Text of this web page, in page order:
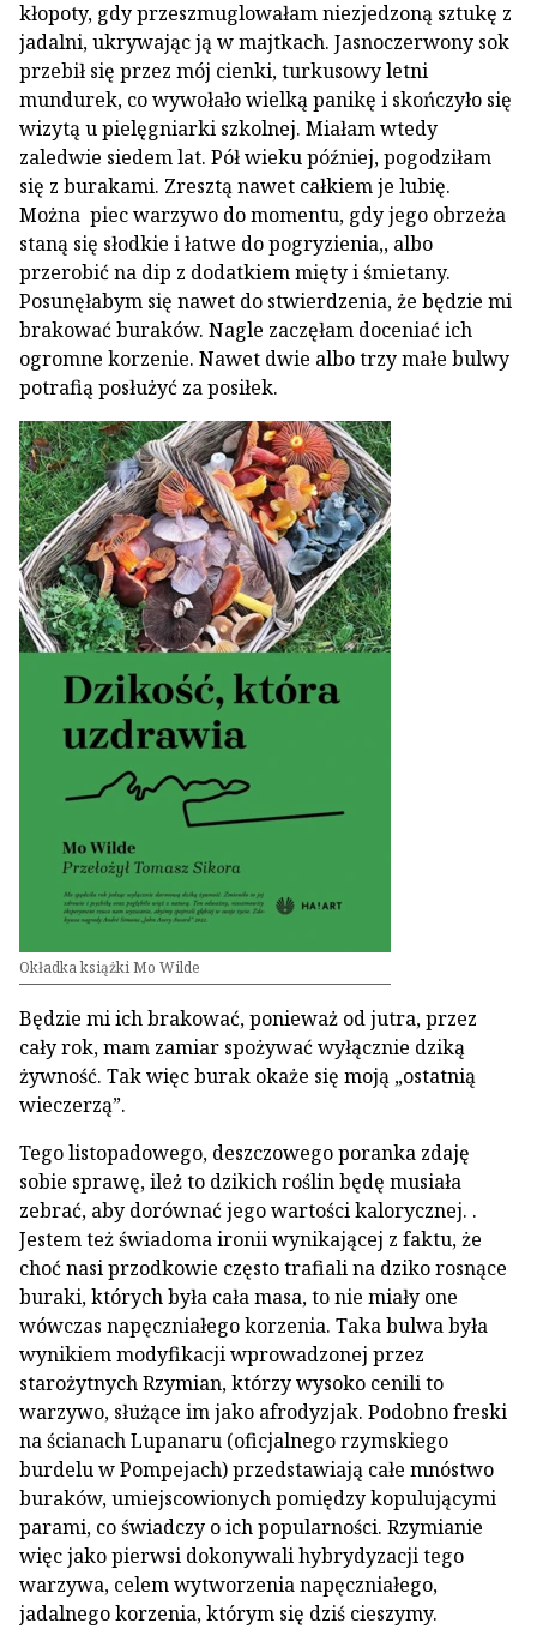
kłopoty, gdy przeszmuglowałam niezjedzoną sztukę z
jadalni, ukrywając ją w majtkach. Jasnoczerwony sok
przebił się przez mój cienki, turkusowy letni
mundurek, co wywołało wielką panikę i skończyło się
wizytą u pielęgniarki szkolnej. Miałam wtedy
zaledwie siedem lat. Pół wieku później, pogodziłam
się z burakami. Zresztą nawet całkiem je lubię.
Można piec warzywo do momentu, gdy jego obrzeża
staną się słodkie i łatwe do pogryzienia,, albo
przerobić na dip z dodatkiem mięty i śmietany.
Posunęłabym się nawet do stwierdzenia, że będzie mi
brakować buraków. Nagle zaczęłam doceniać ich
ogromne korzenie. Nawet dwie albo trzy małe bulwy
potrafią posłużyć za posiłek.
Okładka książki Mo Wilde
Będzie mi ich brakować, ponieważ od jutra, przez
cały rok, mam zamiar spożywać wyłącznie dziką
żywność. Tak więc burak okaże się moją „ostatnią
wieczerzą”.
Tego listopadowego, deszczowego poranka zdaję
sobie sprawę, ileż to dzikich roślin będę musiała
zebrać, aby dorównać jego wartości kalorycznej. .
Jestem też świadoma ironii wynikającej z faktu, że
choć nasi przodkowie często trafiali na dziko rosnące
buraki, których była cała masa, to nie miały one
wówczas napęczniałego korzenia. Taka bulwa była
wynikiem modyfikacji wprowadzonej przez
starożytnych Rzymian, którzy wysoko cenili to
warzywo, służące im jako afrodyzjak. Podobno freski
na ścianach Lupanaru (oficjalnego rzymskiego
burdelu w Pompejach) przedstawiają całe mnóstwo
buraków, umiejscowionych pomiędzy kopulującymi
parami, co świadczy o ich popularności. Rzymianie
więc jako pierwsi dokonywali hybrydyzacji tego
warzywa, celem wytworzenia napęczniałego,
jadalnego korzenia, którym się dziś cieszymy.